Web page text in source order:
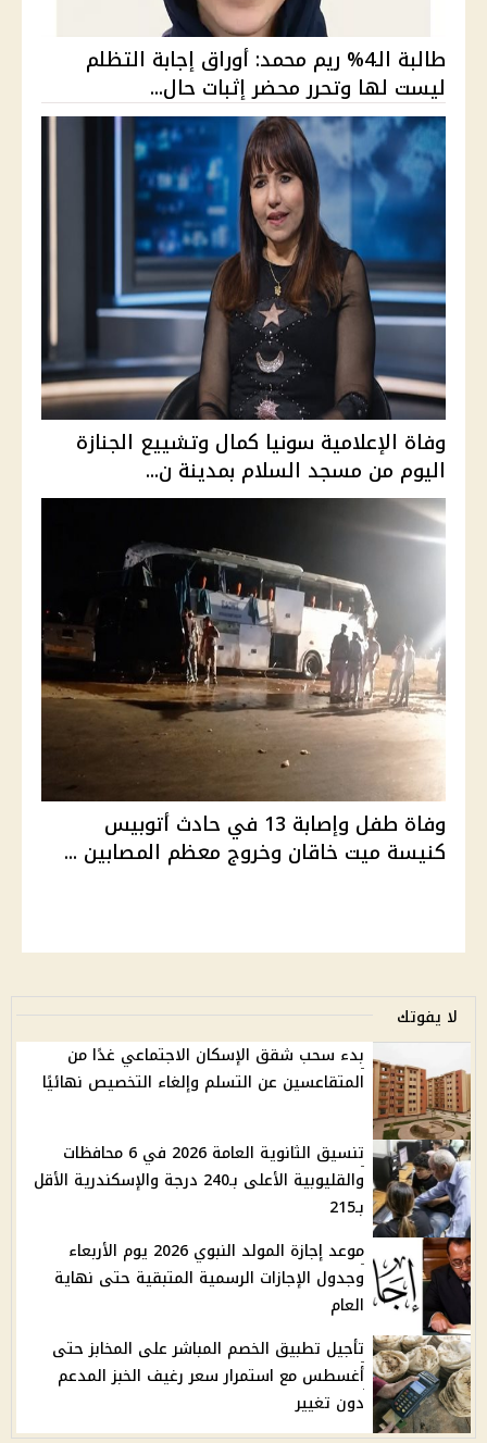
طالبة الـ4% ريم محمد: أوراق إجابة التظلم
ليست لها وتحرر محضر إثبات حال...
وفاة الإعلامية سونيا كمال وتشييع الجنازة
اليوم من مسجد السلام بمدينة ن...
وفاة طفل وإصابة 13 في حادث أتوبيس
كنيسة ميت خاقان وخروج معظم المصابين ...
لا يفوتك
بدء سحب شقق الإسكان الاجتماعي غدًا من
المتقاعسين عن التسلم وإلغاء التخصيص نهائيًا
تنسيق الثانوية العامة 2026 في 6 محافظات
والقليوبية الأعلى بـ240 درجة والإسكندرية الأقل
بـ215
موعد إجازة المولد النبوي 2026 يوم الأربعاء
وجدول الإجازات الرسمية المتبقية حتى نهاية
العام
تأجيل تطبيق الخصم المباشر على المخابز حتى
أغسطس مع استمرار سعر رغيف الخبز المدعم
دون تغيير